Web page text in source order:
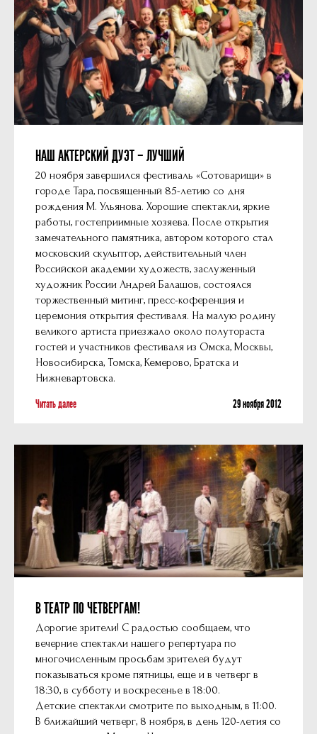
НАШ АКТЕРСКИЙ ДУЭТ – ЛУЧШИЙ
20 ноября завершился фестиваль «Сотоварищи» в
городе Тара, посвященный 85-летию со дня
рождения М. Ульянова. Хорошие спектакли, яркие
работы, гостеприимные хозяева. После открытия
замечательного памятника, автором которого стал
московский скульптор, действительный член
Российской академии художеств, заслуженный
художник России Андрей Балашов, состоялся
торжественный митинг, пресс-коференция и
церемония открытия фестиваля. На малую родину
великого артиста приезжало около полутораста
гостей и участников фестиваля из Омска, Москвы,
Новосибирска, Томска, Кемерово, Братска и
Нижневартовска.
Читать далее 29 ноября 2012
В ТЕАТР ПО ЧЕТВЕРГАМ!
Дорогие зрители! С радостью сообщаем, что
вечерние спектакли нашего репертуара по
многочисленным просьбам зрителей будут
показываться кроме пятницы, еще и в четверг в
18:30, в субботу и воскресенье в 18:00.
Детские спектакли смотрите по выходным, в 11:00.
В ближайший четверг, 8 ноября, в день 120-летия со